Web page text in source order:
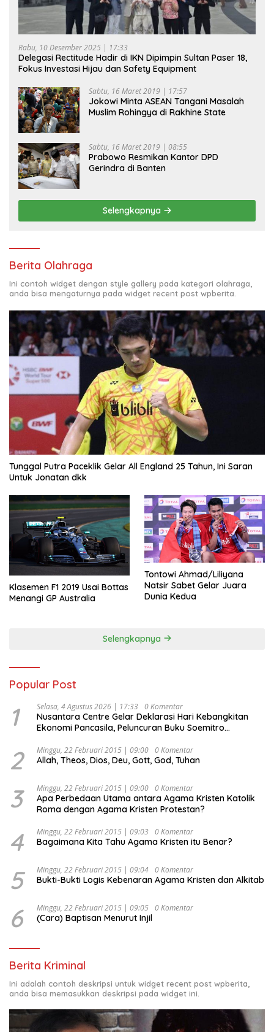
Rabu, 10 Desember 2025 | 17:33
Delegasi Rectitude Hadir di IKN Dipimpin Sultan Paser 18,
Fokus Investasi Hijau dan Safety Equipment
Sabtu, 16 Maret 2019 | 17:57
Jokowi Minta ASEAN Tangani Masalah
Muslim Rohingya di Rakhine State
Sabtu, 16 Maret 2019 | 08:55
Prabowo Resmikan Kantor DPD
Gerindra di Banten
Selengkapnya
Berita Olahraga
Ini contoh widget dengan style gallery pada kategori olahraga,
anda bisa mengaturnya pada widget recent post wpberita.
Tunggal Putra Paceklik Gelar All England 25 Tahun, Ini Saran
Untuk Jonatan dkk
Klasemen F1 2019 Usai Bottas
Menangi GP Australia
Tontowi Ahmad/Liliyana
Natsir Sabet Gelar Juara
Dunia Kedua
Selengkapnya
Popular Post
1 Selasa, 4 Agustus 2026 | 17:33 0 Komentar
Nusantara Centre Gelar Deklarasi Hari Kebangkitan
Ekonomi Pancasila, Peluncuran Buku Soemitro
Ekonomi Politik Indonesia) & Simposium Nasional
“Urgensi Undang-Undang Perekonomian Nasional dan
Indonesia Emas 2045”,
2 Minggu, 22 Februari 2015 | 09:00 0 Komentar
Allah, Theos, Dios, Deu, Gott, God, Tuhan
3 Minggu, 22 Februari 2015 | 09:00 0 Komentar
Apa Perbedaan Utama antara Agama Kristen Katolik
Roma dengan Agama Kristen Protestan?
4 Minggu, 22 Februari 2015 | 09:03 0 Komentar
Bagaimana Kita Tahu Agama Kristen itu Benar?
5 Minggu, 22 Februari 2015 | 09:04 0 Komentar
Bukti-Bukti Logis Kebenaran Agama Kristen dan Alkitab
6 Minggu, 22 Februari 2015 | 09:05 0 Komentar
(Cara) Baptisan Menurut Injil
Berita Kriminal
Ini adalah contoh deskripsi untuk widget recent post wpberita,
anda bisa memasukkan deskripsi pada widget ini.